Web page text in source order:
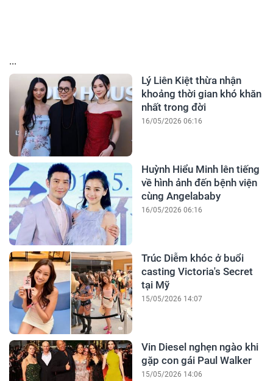
...
Lý Liên Kiệt thừa nhận
khoảng thời gian khó khăn
nhất trong đời
16/05/2026 06:16
Huỳnh Hiểu Minh lên tiếng
về hình ảnh đến bệnh viện
cùng Angelababy
16/05/2026 06:16
Trúc Diễm khóc ở buổi
casting Victoria's Secret
tại Mỹ
15/05/2026 14:07
Vin Diesel nghẹn ngào khi
gặp con gái Paul Walker
15/05/2026 14:06